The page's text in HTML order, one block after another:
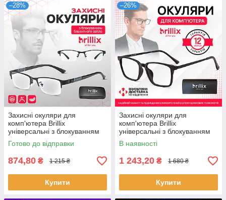
–28%
Захисні окуляри для
комп'ютера Brillix
універсальні з блокуванням
блакитного світла Окуляри
для ПК гнучкі (PCG-В01)
Готово до відправки
874,80 ₴ 1 215 ₴
Купити
–26%
Захисні окуляри для
комп'ютера Brillix
універсальні з блокуванням
блакитного світла матові Mod
4 (PCR-8922)
В наявності
1 243,20 ₴ 1 680 ₴
Купити